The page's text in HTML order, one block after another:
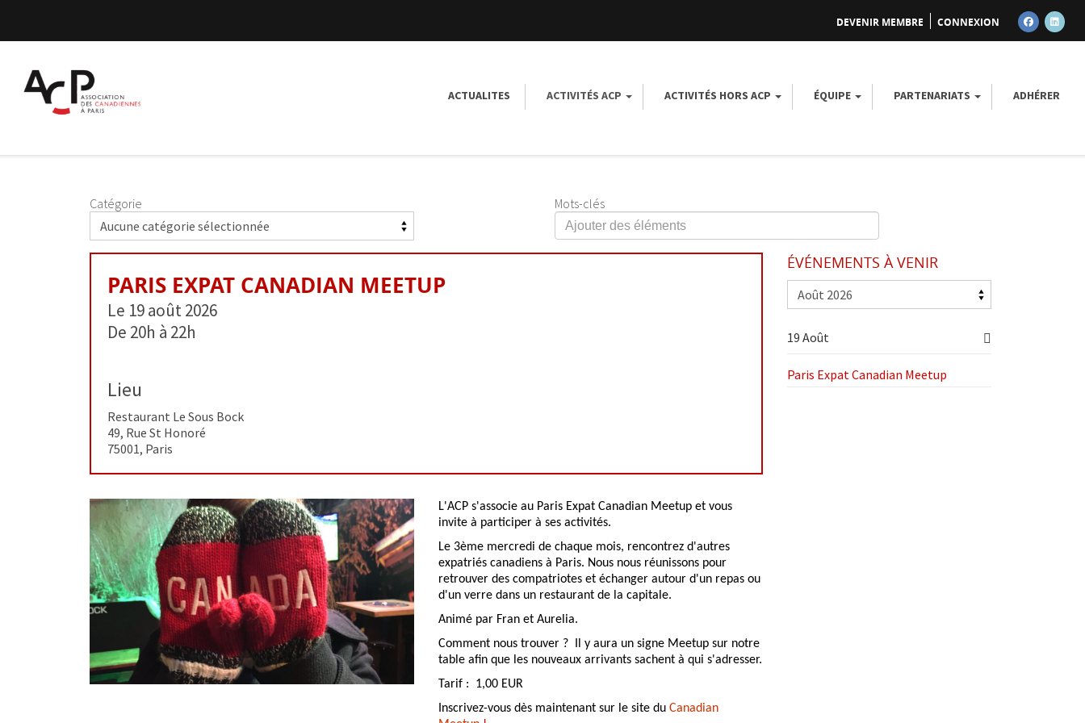
DEVENIR MEMBRE CONNEXION FACEBOOK
ACTUALITES ACTIVITÉS ACP ACTIVITÉS HORS ACP ÉQUIPE PARTENARIATS ADHÉRER
Catégorie Mots-clés
PARIS EXPAT CANADIAN MEETUP
Le 19 août 2026
De 20h à 22h
Lieu
Restaurant Le Sous Bock
49, Rue St Honoré
75001, Paris
L'ACP s'associe au Paris Expat Canadian Meetup et vous
invite à participer à ses activités.
Le 3ème mercredi de chaque mois, rencontrez d'autres
expatriés canadiens à Paris. Nous nous réunissons pour
retrouver des compatriotes et échanger autour d'un repas ou
d'un verre dans un restaurant de la capitale.
Animé par Fran et Aurelia.
Comment nous trouver ? Il y aura un signe Meetup sur notre
table afin que les nouveaux arrivants sachent à qui s'adresser.
Tarif : 1,00 EUR
Inscrivez-vous dès maintenant sur le site du Canadian
ÉVÉNEMENTS À VENIR
19 Août
Paris Expat Canadian Meetup